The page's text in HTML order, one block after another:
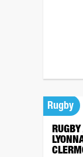
Rugby